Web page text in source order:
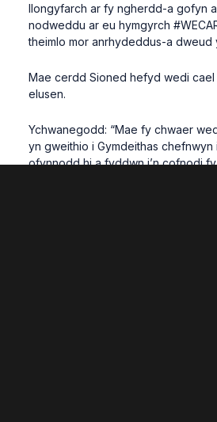
llongyfarch ar fy ngherdd-a gofyn
nodweddu ar eu hymgyrch
theimlo mor anrhydeddus-a dweud
Mae cerdd Sioned hefyd wedi
elusen.
Ychwanegodd: “Mae fy chwaer
yn gweithio i Gymdeithas chefnwyn
ofynnodd hi a fyddwn i’n cofnodi